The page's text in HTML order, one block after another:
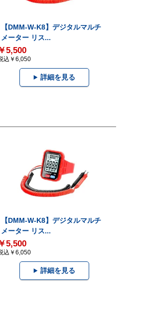
【DMM-W-K8】デジタルマルチ
メーター リス...
￥5,500
込￥6,050
詳細を見る
【DMM-W-K8】デジタルマルチ
メーター リス...
￥5,500
込￥6,050
詳細を見る